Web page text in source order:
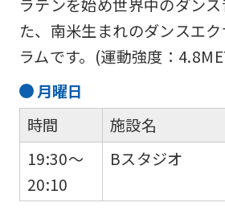
ラテンを始め世界中のダン
た、南米生まれのダンスエ
ラムです。(運動強度：
月曜日
時間
19:30～
20:10
施設名
Bスタジオ
of
this
be